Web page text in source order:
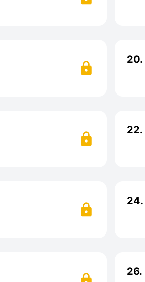
20.
22.
24.
26.